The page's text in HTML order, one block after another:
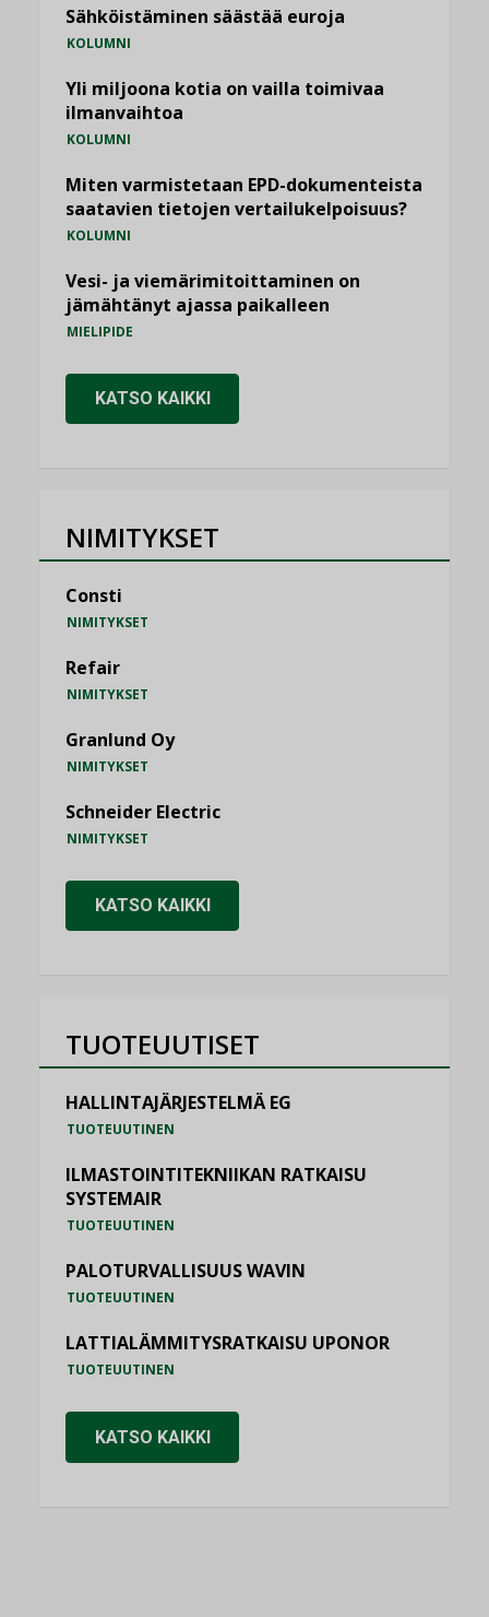
Sähköistäminen säästää euroja
KOLUMNI
Yli miljoona kotia on vailla toimivaa
ilmanvaihtoa
KOLUMNI
Miten varmistetaan EPD-dokumenteista
saatavien tietojen vertailukelpoisuus?
KOLUMNI
Vesi- ja viemärimitoittaminen on
jämähtänyt ajassa paikalleen
MIELIPIDE
KATSO KAIKKI
NIMITYKSET
Consti
NIMITYKSET
Refair
NIMITYKSET
Granlund Oy
NIMITYKSET
Schneider Electric
NIMITYKSET
KATSO KAIKKI
TUOTEUUTISET
HALLINTAJÄRJESTELMÄ EG
TUOTEUUTINEN
ILMASTOINTITEKNIIKAN RATKAISU
SYSTEMAIR
TUOTEUUTINEN
PALOTURVALLISUUS WAVIN
TUOTEUUTINEN
LATTIALÄMMITYSRATKAISU UPONOR
TUOTEUUTINEN
KATSO KAIKKI